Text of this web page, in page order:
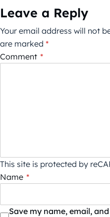
Leave a Reply
Your email address will not
are marked *
Comment *
This site is protected by
Name *
Save my name, email,